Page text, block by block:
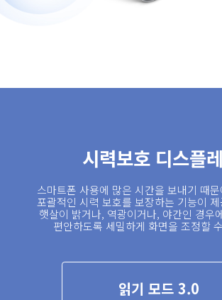
시력보호 디스플
스마트폰 사용에 많은 시간을 보내기 때
포괄적인 시력 보호를 보장하는 기능이
햇살이 밝거나, 역광이거나, 야간인 경우
편안하도록 세밀하게 화면을 조정할
읽기 모드 3.0